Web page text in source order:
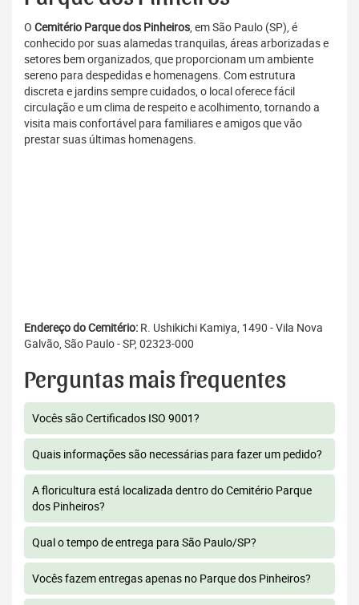
O Cemitério Parque dos Pinheiros, em São Paulo (SP), é
conhecido por suas alamedas tranquilas, áreas arborizadas e
setores bem organizados, que proporcionam um ambiente
sereno para despedidas e homenagens. Com estrutura
discreta e jardins sempre cuidados, o local oferece fácil
circulação e um clima de respeito e acolhimento, tornando a
visita mais confortável para familiares e amigos que vão
prestar suas últimas homenagens.
Endereço do Cemitério: R. Ushikichi Kamiya, 1490 - Vila Nova
Galvão, São Paulo - SP, 02323-000
Perguntas mais frequentes
Vocês são Certificados ISO 9001?
Quais informações são necessárias para fazer um pedido?
A floricultura está localizada dentro do Cemitério Parque
dos Pinheiros?
Qual o tempo de entrega para São Paulo/SP?
Vocês fazem entregas apenas no Parque dos Pinheiros?